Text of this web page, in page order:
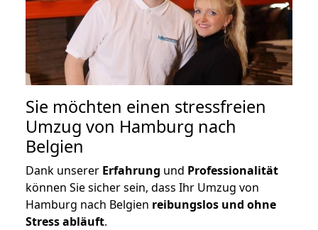
Sie möchten einen stressfreien
Umzug von Hamburg nach
Belgien
Dank unserer Erfahrung und Professionalität
können Sie sicher sein, dass Ihr Umzug von
Hamburg nach Belgien reibungslos und ohne
Stress abläuft.